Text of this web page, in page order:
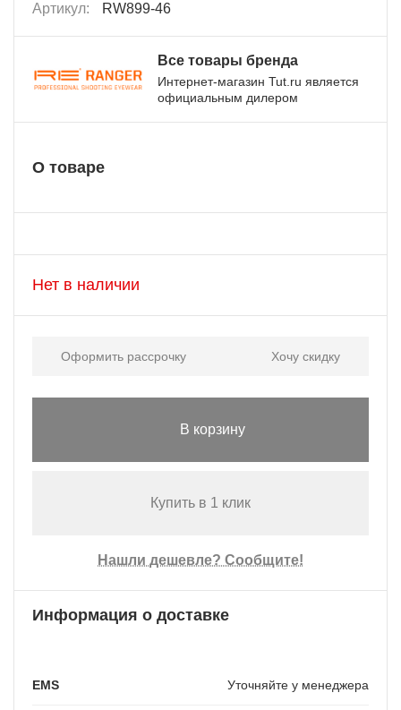
Артикул: RW899-46
Все товары бренда
Интернет-магазин Tut.ru является
официальным дилером
О товаре
Нет в наличии
Оформить рассрочку Хочу скидку
В корзину
Купить в 1 клик
Нашли дешевле? Сообщите!
Информация о доставке
EMS Уточняйте у менеджера